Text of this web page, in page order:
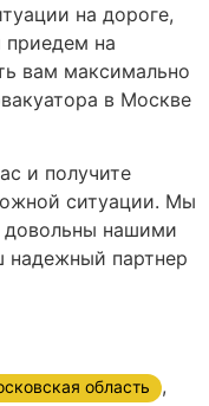
на дороге,
приедем на
вам максимально
в Москве
и получите
ситуации. Мы
довольны нашими
партнер
область ,